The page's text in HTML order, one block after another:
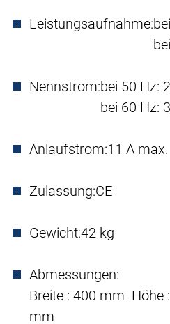
Leistungsaufnahme:
Nennstrom:bei 50 Hz:
bei 60 Hz:
Anlaufstrom:11 A max.
Zulassung:CE
Gewicht:42 kg
Abmessungen:
Breite : 400 mm Höhe
mm